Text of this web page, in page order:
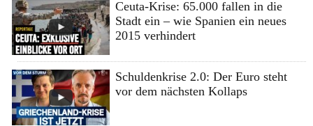
Ceuta-Krise: 65.000 fallen in die
Stadt ein – wie Spanien ein neues
2015 verhindert
Schuldenkrise 2.0: Der Euro steht
vor dem nächsten Kollaps